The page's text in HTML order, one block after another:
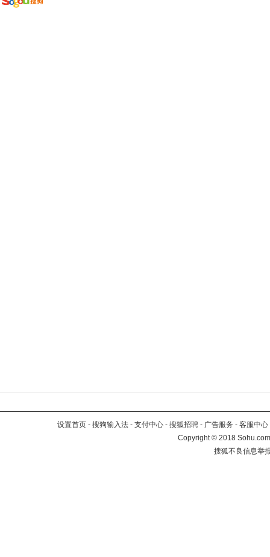
设置首页 - 搜狗输入法 - 支付中心 - 搜狐招聘 - 广告服务 - 客服中心
Copyright©2018
搜狐不良信息举